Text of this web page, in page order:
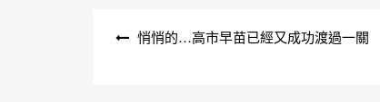
悄悄的…高市早苗已經又成功渡過一關